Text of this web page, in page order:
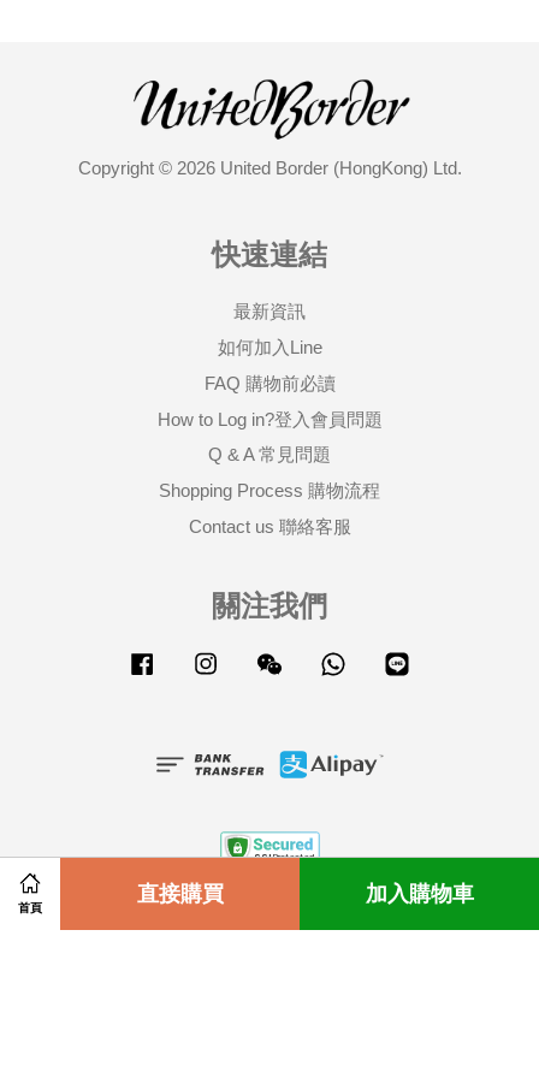
首頁
直接購買 加入購物車
Copyright © 2026 United Border (HongKong) Ltd.
快速連結
最新資訊
如何加入Line
FAQ 購物前必讀
How to Log in?登入會員問題
Q & A 常見問題
Shopping Process 購物流程
Contact us 聯絡客服
關注我們
Facebook Instagram Wechat Whatsapp
Our Location註冊位置 | Terms of Service服務條款 | Refund
Share on Facebook Share on Twitter